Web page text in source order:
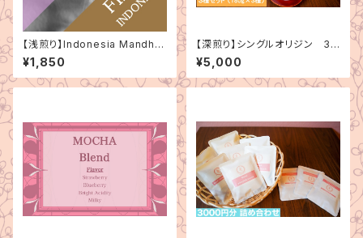
【浅煎り】Indonesia Mandhel
ing Bintang Lima（インドネシ
ア マンデリン ビンタンリマ）150
g
¥1,850
【深煎り】シングルオリジン 3
種セット（180g×3種）
¥5,000